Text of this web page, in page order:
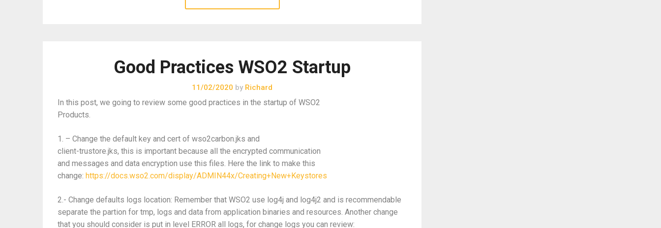
Good Practices WSO2 Startup
11/02/2020 by Richard
In this post, we going to review some good practices in the startup of WSO2
Products.
1. – Change the default key and cert of wso2carbon.jks and
client-trustore.jks, this is important because all the encrypted communication
and messages and data encryption use this files. Here the link to make this
change: https://docs.wso2.com/display/ADMIN44x/Creating+New+Keystores
2.- Change defaults logs location: Remember that WSO2 use log4j and log4j2 and is recommendable
separate the partion for tmp, logs and data from application binaries and resources. Another change
that you should consider is put in level ERROR all logs, for change logs you can review: